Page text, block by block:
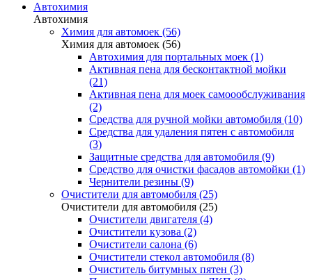
Автохимия
Автохимия
Химия для автомоек (56)
Химия для автомоек (56)
Автохимия для портальных моек (1)
Активная пена для бесконтактной мойки
(21)
Активная пена для моек самоообслуживания
(2)
Средства для ручной мойки автомобиля (10)
Средства для удаления пятен с автомобиля
(3)
Защитные средства для автомобиля (9)
Средство для очистки фасадов автомойки (1)
Чернители резины (9)
Очистители для автомобиля (25)
Очистители для автомобиля (25)
Очистители двигателя (4)
Очистители кузова (2)
Очистители салона (6)
Очистители стекол автомобиля (8)
Очиститель битумных пятен (3)